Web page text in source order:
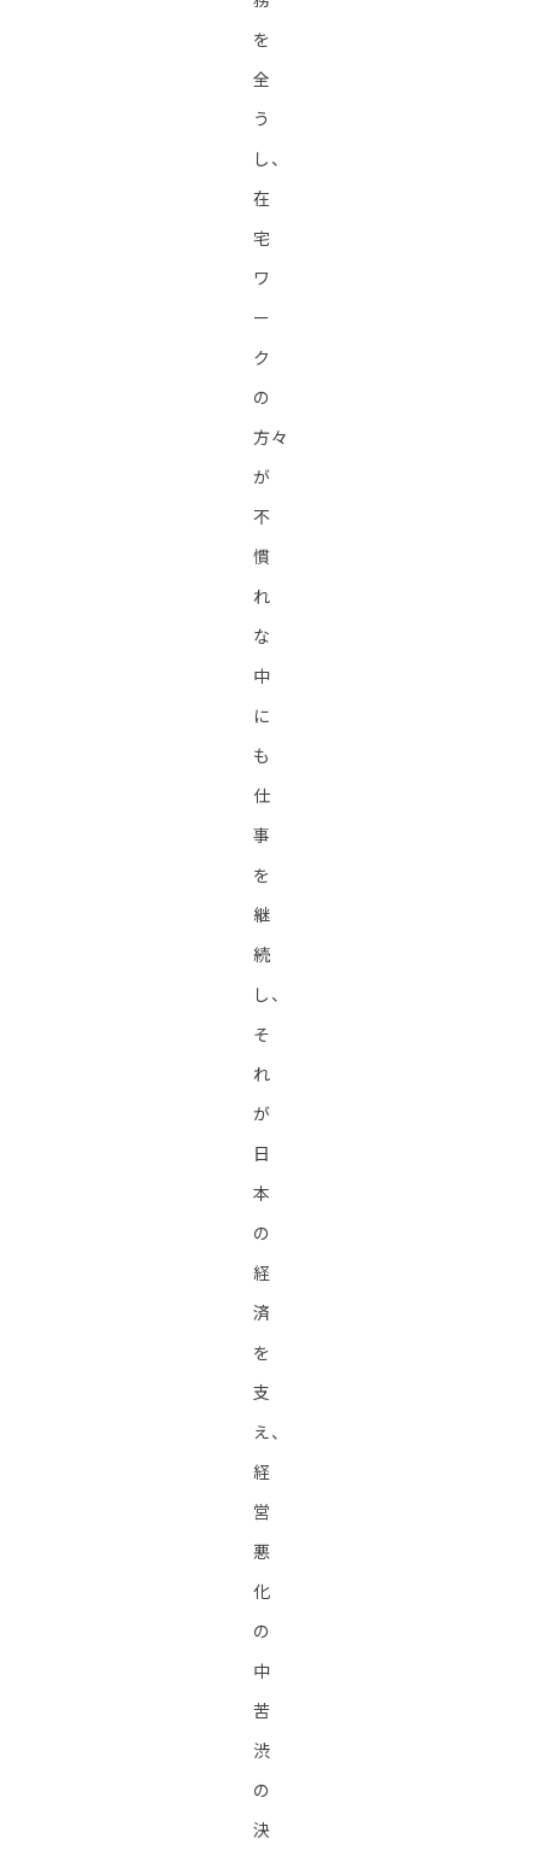
を
全
う
し、
在
宅
ワ
ー
ク
の
方々
が
不
慣
れ
な
中
に
も
仕
事
を
継
続
し、
そ
れ
が
日
本
の
経
済
を
支
え、
経
営
悪
化
の
中
苦
渋
の
決